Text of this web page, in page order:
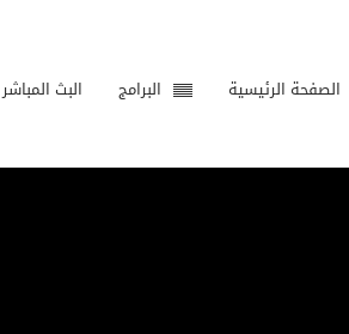
الصفحة الرئيسية البرامج البث المباشر